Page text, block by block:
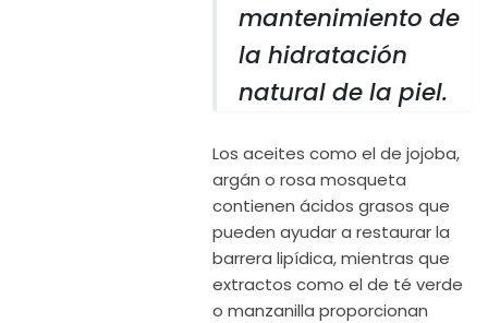
mantenimiento de
la hidratación
natural de la piel.
Los aceites como el de jojoba,
argán o rosa mosqueta
contienen ácidos grasos que
pueden ayudar a restaurar la
barrera lipídica, mientras que
extractos como el de té verde
o manzanilla proporcionan